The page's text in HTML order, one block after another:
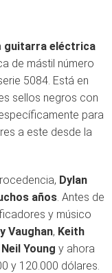
guitarra eléctrica
de mástil número
5084. Está en
sellos negros con
para
a este desde la
Dylan
años. Antes de
y músico
Vaughan, Keith
Neil Young y ahora
y 120.000 dólares.